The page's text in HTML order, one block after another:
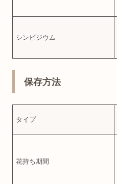
シンビジウム
保存方法
タイプ
花持ち期間